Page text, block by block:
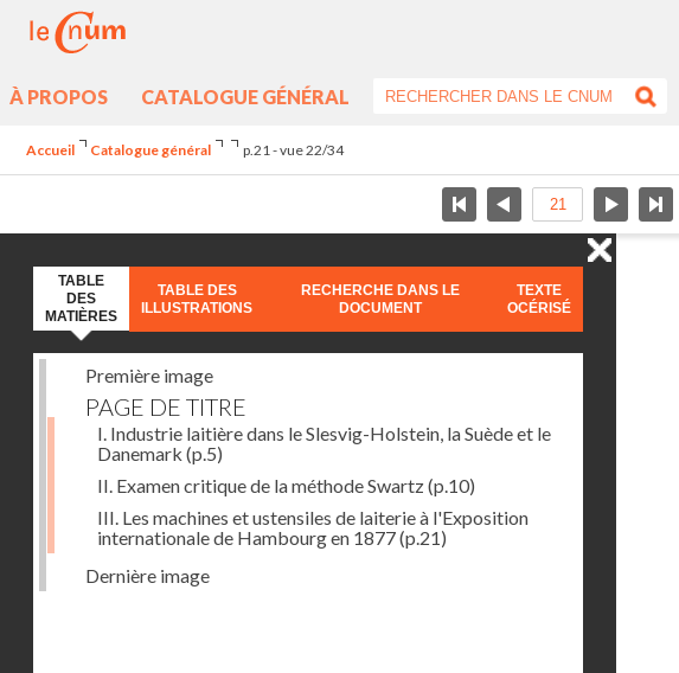
À PROPOS CATALOGUE GÉNÉRAL
Accueil Catalogue général p.21 - vue 22/34
TABLE
DES
MATIÈRES
TABLE DES
ILLUSTRATIONS
RECHERCHE DANS LE
DOCUMENT
TEXTE
OCÉRISÉ
Première image
PAGE DE TITRE
I. Industrie laitière dans le Slesvig-Holstein, la Suède et le
Danemark (p.5)
II. Examen critique de la méthode Swartz(p.10)
III. Les machines et ustensiles de laiterie à l'Exposition
internationale de Hambourg en 1877(p.21)
Dernière image